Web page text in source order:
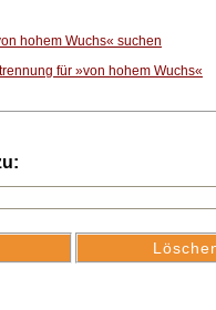
hohem Wuchs« suchen
für »von hohem Wuchs«